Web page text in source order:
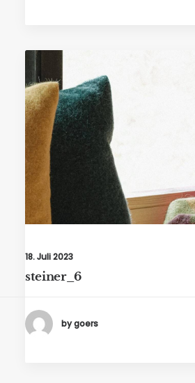
18. Juli 2023
steiner_6
by goers